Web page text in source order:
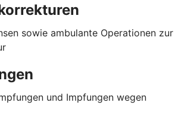
sowie ambulante Operationen zur
und Impfungen wegen